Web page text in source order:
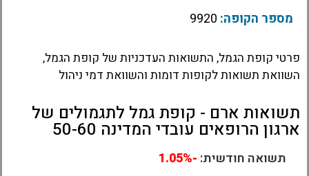
מספר הקופה:
פרטי קופת הגמל, התשואות העדכניות של קופת הגמל,
השוואת תשואות לקופות דומות והשוואת דמי ניהול
תשואות ארם - קופת גמל לתגמולים של
ארגון הרופאים עובדי המדינה 50-60
תשואה חודשית: -1.05%